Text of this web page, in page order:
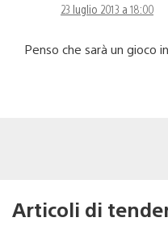
23 luglio 2013 a 18:00
Penso che sarà un gioco
Articoli di